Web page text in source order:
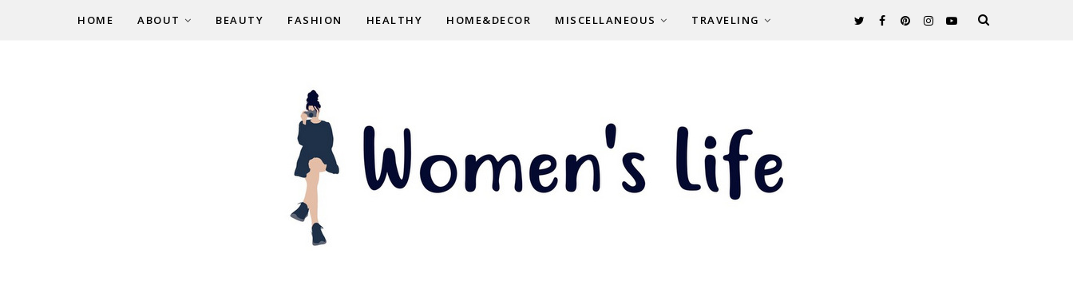
HOME ABOUT BEAUTY FASHION HEALTHY HOME&DECOR MISCELLANEOUS TRAVELING